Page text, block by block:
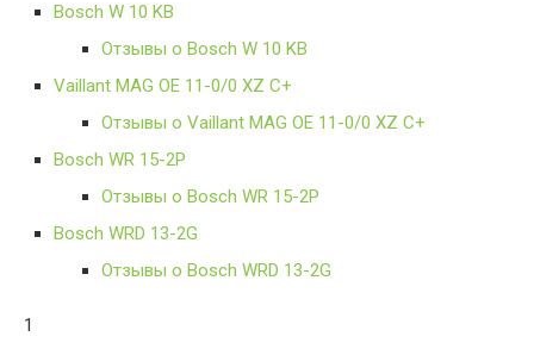
Bosch W 10 KB
Отзывы о Bosch W 10 KB
Vaillant MAG OE 11-0/0 XZ C+
Отзывы о Vaillant MAG OE 11-0/0 XZ C+
Bosch WR 15-2P
Отзывы о Bosch WR 15-2P
Bosch WRD 13-2G
Отзывы о Bosch WRD 13-2G
1